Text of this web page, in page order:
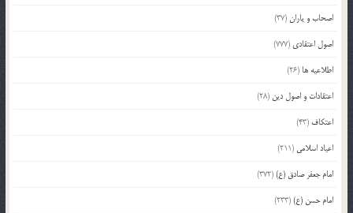
اصحاب و یاران(37)
اصول اعتقادی (777)
اطلاعیه ها (26)
اعتقادات و اصول دین (28)
اعتکاف (43)
اعیاد اسلامی (211)
امام جعفر صادق (ع)(372)
امام حسن (ع)(233)